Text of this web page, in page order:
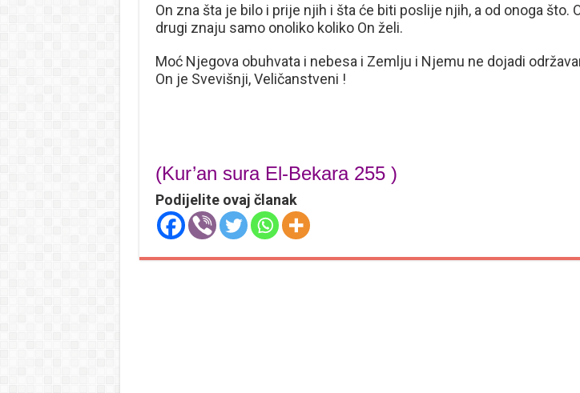
On zna šta je bilo i prije njih i šta će biti poslije njih, a od onoga što.
drugi znaju samo onoliko koliko On želi.
Moć Njegova obuhvata i nebesa i Zemlju i Njemu ne dojadi
On je Svevišnji, Veličanstveni !
(Kur’an sura El-Bekara 255 )
Podijelite ovaj članak